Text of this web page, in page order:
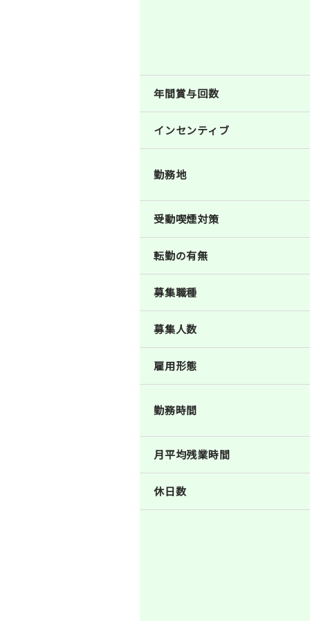
年間賞与回数
インセンティブ
勤務地
受動喫煙対策
転勤の有無
募集職種
募集人数
雇用形態
勤務時間
月平均残業時間
休日数